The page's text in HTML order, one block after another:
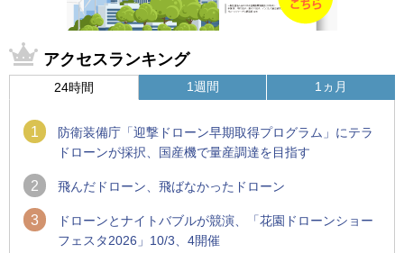
アクセスランキング
24時間
1
防衛装備庁「迎撃ドローン早期取得プログラム」にテラ
ドローンが採択、国産機で量産調達を目指す
2 飛んだドローン、飛ばなかったドローン
3
ドローンとナイトバブルが競演、「花園ドローンショー
フェスタ2026」10/3、4開催
1週間 1ヵ月